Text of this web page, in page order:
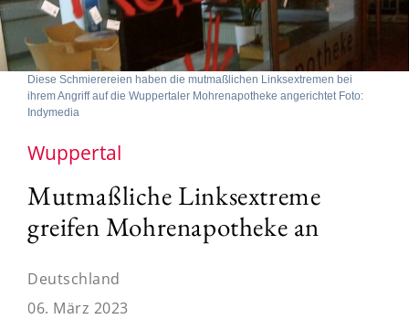
Diese Schmierereien haben die mutmaßlichen Linksextremen bei
ihrem Angriff auf die Wuppertaler Mohrenapotheke angerichtet Foto:
Indymedia
Wuppertal
Mutmaßliche Linksextreme
greifen Mohrenapotheke an
Deutschland
06. März 2023